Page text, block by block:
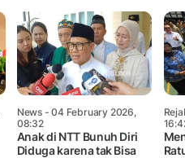
News- 04 February 2026,
08:32
Anak di NTT Bunuh Diri
Diduga karena tak Bisa